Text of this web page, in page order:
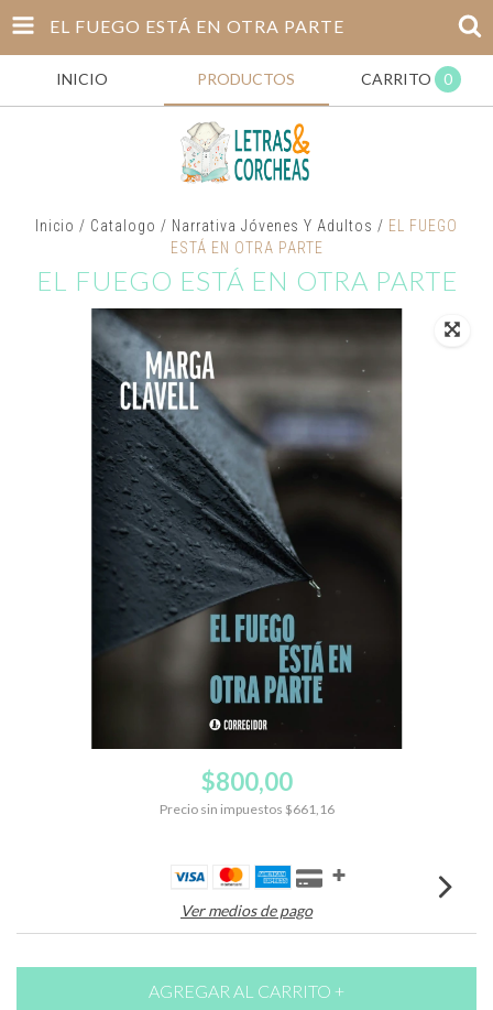
EL FUEGO ESTÁ EN OTRA PARTE
INICIO PRODUCTOS CARRITO 0
Inicio / Catalogo / Narrativa Jóvenes Y Adultos / EL FUEGO
ESTÁ EN OTRA PARTE
EL FUEGO ESTÁ EN OTRA PARTE
$800,00
Precio sin impuestos $661,16
Ver medios de pago